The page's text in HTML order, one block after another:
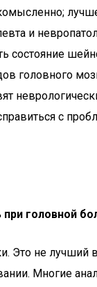
и
состояние
головного
с
головной
Это не лучший
Многие